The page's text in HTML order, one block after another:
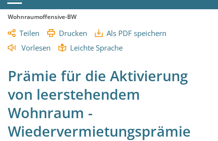
Wohnraumoffensive-BW
Teilen Drucken
Als PDF speichern
Vorlesen
Leichte Sprache
Prämie für die Aktivierung
von leerstehendem
Wohnraum -
Wiedervermietungsprämie